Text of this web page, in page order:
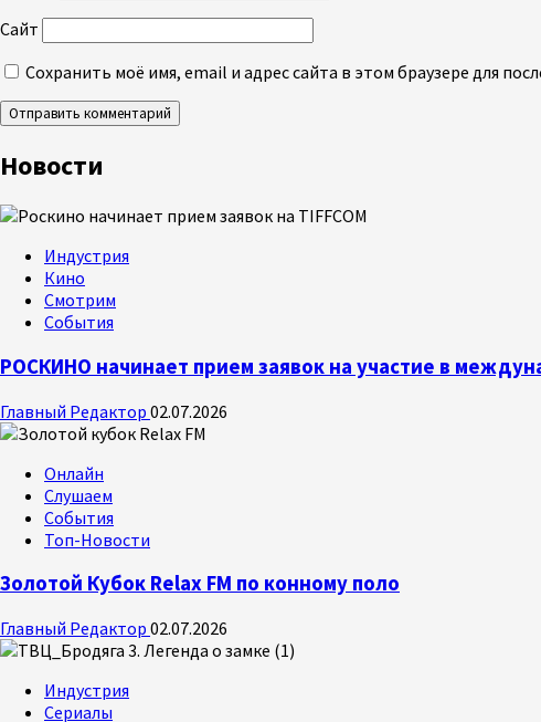
Сайт
Сохранить моё имя, email и адрес сайта в этом браузере для
Новости
Индустрия
Кино
Смотрим
События
РОСКИНО начинает прием заявок на участие в
Главный Редактор 02.07.2026
Онлайн
Слушаем
События
Топ-Новости
Золотой Кубок Relax FM по конному поло
Главный Редактор 02.07.2026
Индустрия
Сериалы